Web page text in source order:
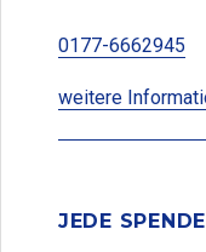
0177-6662945
weitere
JEDE